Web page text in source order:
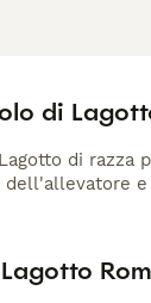
di
di razza